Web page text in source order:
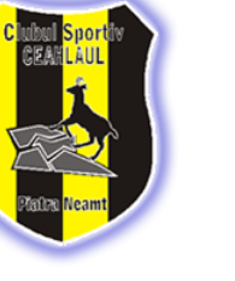
Federatiei de Canotaj
Ceahlaul si LPS Piatra
premiati la Targu-Mures
are cinci luptatori
finala CN si Cupa
la noi medalii pentru